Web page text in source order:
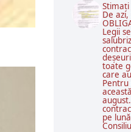
De
Legii
toate
care
Pentru
pe